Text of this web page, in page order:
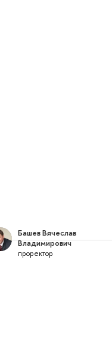
Башев Вячеслав
Владимирович
проректор